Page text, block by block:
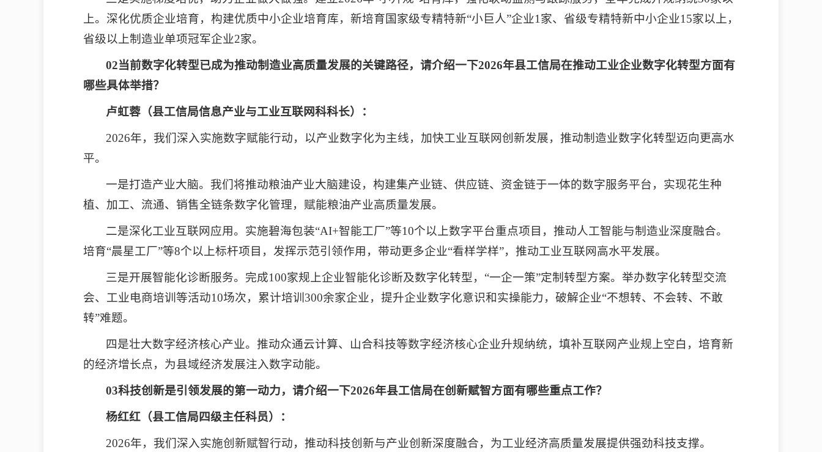
上。深化优质企业培育，构建优质中小企业培育库，新培育国家级专精特新“小巨人”企业1家、省级专精特新中小企业15家以上，
省级以上制造业单项冠军企业2家。
02当前数字化转型已成为推动制造业高质量发展的关键路径，请介绍一下2026年县工信局在推动工业企业数字化转型方面有
哪些具体举措？
卢虹蓉（县工信局信息产业与工业互联网科科长）：
2026年，我们深入实施数字赋能行动，以产业数字化为主线，加快工业互联网创新发展，推动制造业数字化转型迈向更高水
平。
一是打造产业大脑。我们将推动粮油产业大脑建设，构建集产业链、供应链、资金链于一体的数字服务平台，实现花生种
植、加工、流通、销售全链条数字化管理，赋能粮油产业高质量发展。
二是深化工业互联网应用。实施碧海包装“AI+智能工厂”等10个以上数字平台重点项目，推动人工智能与制造业深度融合。
培育“晨星工厂”等8个以上标杆项目，发挥示范引领作用，带动更多企业“看样学样”，推动工业互联网高水平发展。
三是开展智能化诊断服务。完成100家规上企业智能化诊断及数字化转型，“一企一策”定制转型方案。举办数字化转型交流
会、工业电商培训等活动10场次，累计培训300余家企业，提升企业数字化意识和实操能力，破解企业“不想转、不会转、不敢
转”难题。
四是壮大数字经济核心产业。推动众通云计算、山合科技等数字经济核心企业升规纳统，填补互联网产业规上空白，培育新
的经济增长点，为县域经济发展注入数字动能。
03科技创新是引领发展的第一动力，请介绍一下2026年县工信局在创新赋智方面有哪些重点工作？
杨红红（县工信局四级主任科员）：
2026年，我们深入实施创新赋智行动，推动科技创新与产业创新深度融合，为工业经济高质量发展提供强劲科技支撑。